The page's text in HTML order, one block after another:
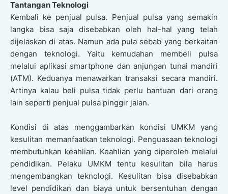
Tantangan Teknologi
Kembali ke penjual pulsa. Penjual pulsa yang semakin
langka bisa saja disebabkan oleh hal-hal yang telah
dijelaskan di atas. Namun ada pula sebab yang berkaitan
dengan teknologi. Yaitu kemudahan membeli pulsa
melalui aplikasi smartphone dan anjungan tunai mandiri
(ATM). Keduanya menawarkan transaksi secara mandiri.
Artinya kalau beli pulsa tidak perlu bantuan dari orang
lain seperti penjual pulsa pinggir jalan.
Kondisi di atas menggambarkan kondisi UMKM yang
kesulitan memanfaatkan teknologi. Penguasaan teknologi
membutuhkan keahlian. Keahlian yang diperoleh melalui
pendidikan. Pelaku UMKM tentu kesulitan bila harus
mengembangkan teknologi. Kesulitan bisa disebabkan
level pendidikan dan biaya untuk bersentuhan dengan